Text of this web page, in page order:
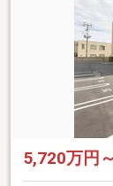
5,720万円